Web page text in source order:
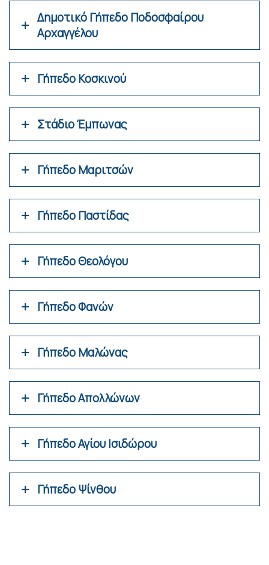
Δημοτικό Γήπεδο Ποδοσφαίρου
Αρχαγγέλου
Γήπεδο Κοσκινού
Στάδιο Έμπωνας
Γήπεδο Μαριτσών
Γήπεδο Παστίδας
Γήπεδο Θεολόγου
Γήπεδο Φανών
Γήπεδο Μαλώνας
Γήπεδο Απολλώνων
Γήπεδο Αγίου Ισιδώρου
Γήπεδο Ψίνθου